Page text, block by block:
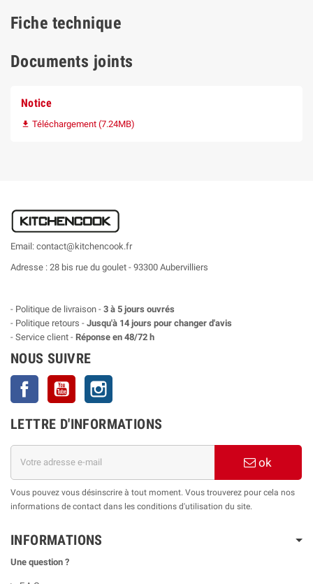
Fiche technique
Documents joints
Notice
 Téléchargement (7.24MB)
Email: contact@kitchencook.fr
Adresse : 28 bis rue du goulet - 93300 Aubervilliers
- Politique de livraison - 3 à 5 jours ouvrés
- Politique retours - Jusqu'à 14 jours pour changer d'avis
- Service client - Réponse en 48/72 h
NOUS SUIVRE
Facebook YouTube
LETTRE D'INFORMATIONS
ok
Vous pouvez vous désinscrire à tout moment. Vous trouverez pour cela nos
informations de contact dans les conditions d'utilisation du site.
INFORMATIONS
Une question ?